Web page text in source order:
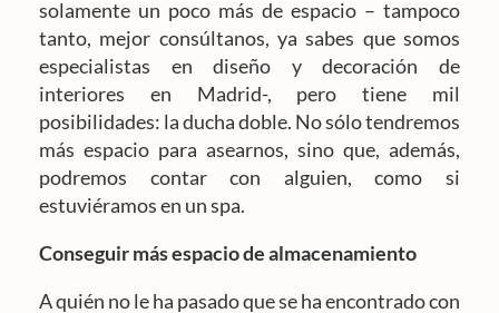
solamente un poco más de espacio – tampoco
tanto, mejor consúltanos, ya sabes que somos
especialistas en diseño y decoración de
interiores en Madrid-, pero tiene mil
posibilidades: la ducha doble. No sólo tendremos
más espacio para asearnos, sino que, además,
podremos contar con alguien, como si
estuviéramos en un spa.
Conseguir más espacio de almacenamiento
A quién no le ha pasado que se ha encontrado con